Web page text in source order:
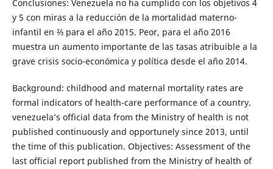
Conclusiones: Venezuela no ha cumplido con los objetivos 4
y 5 con miras a la reducción de la mortalidad materno-
infantil en ⅔ para el año 2015. Peor, para el año 2016
muestra un aumento importante de las tasas atribuible a la
grave crisis socio-económica y política desde el año 2014.
Background: childhood and maternal mortality rates are
formal indicators of health-care performance of a country.
venezuela’s official data from the Ministry of health is not
published continuously and opportunely since 2013, until
the time of this publication. Objectives: Assessment of the
last official report published from the Ministry of health of